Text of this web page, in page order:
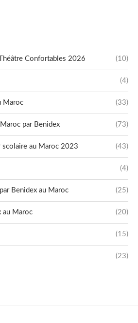
Confortables 2026 (10)
(4)
Maroc (33)
par Benidex (73)
scolaire au Maroc 2023 (43)
(4)
Benidex au Maroc (25)
au Maroc (20)
(15)
(23)